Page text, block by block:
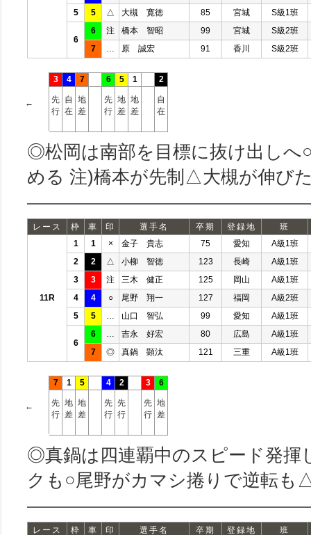
5
5 △ 大槻 寛徳 85 宮城 S級1班
6
6 注 橋本 智昭 99 宮城
S級2班
7
原 誠宏 91 香川 S級2班
←
3
先
行
4
自
在
7
地
差
6
先
行
5
地
差
1
地
差
2
自
在
◎松岡は南部を目標に抜け出しへ
める 注)橋本が先制△大槻が伸び
レース 枠 車 印 選手名 卒期 登録地 班
11R
1 1 × 金子 貴志 75 愛知
A級1班
2
2 △ 小柳 智徳 123 長崎
A級1班
3
3 注 三木 健正 125 岡山
A級1班
4
4 ○ 尾野 翔一 127 福岡
A級2班
5
5 山口 智弘 99 愛知 A級1班
6
6 吉永 好宏 80 広島
A級1班
7
◎ 真鍋 顕汰 121 三重 A級1班
←
7
先
行
1
地
差
5
地
差
4
先
行
2
先
行
3
先
行
6
地
差
◎真鍋は四連覇中のスピード発揮
クも○尾野がカマシ捲りで逆転も
レース 枠 車 印 選手名 卒期 登録地 班